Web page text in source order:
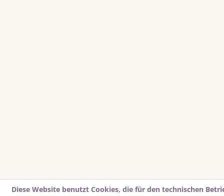
Diese Website benutzt Cookies, die für den technischen